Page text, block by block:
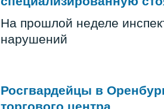
На прошлой неделе
нарушений
Росгвардейцы в